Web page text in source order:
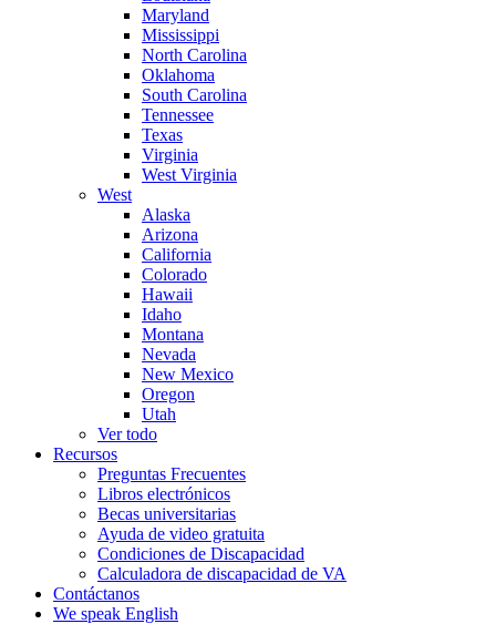
Maryland
Mississippi
North Carolina
Oklahoma
South Carolina
Tennessee
Texas
Virginia
West Virginia
West
Alaska
Arizona
California
Colorado
Hawaii
Idaho
Montana
Nevada
New Mexico
Oregon
Utah
Ver todo
Recursos
Preguntas Frecuentes
Libros electrónicos
Becas universitarias
Ayuda de video gratuita
Condiciones de Discapacidad
Calculadora de discapacidad de VA
Contáctanos
We speak English